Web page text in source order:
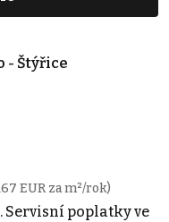
- Štýřice
EUR za m²/rok)
Servisní poplatky ve